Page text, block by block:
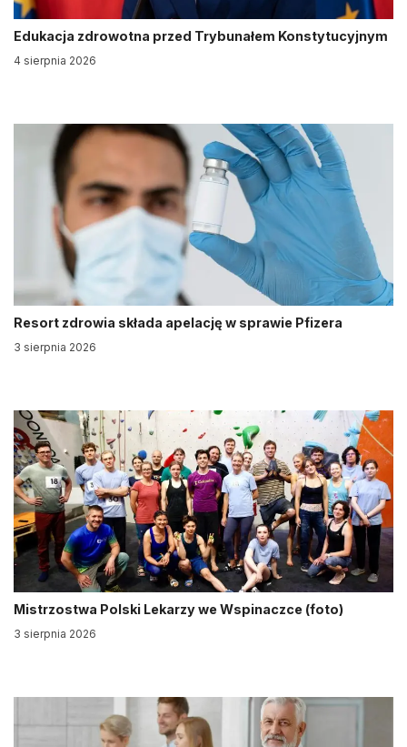
Edukacja zdrowotna przed Trybunałem Konstytucyjnym
4 sierpnia 2026
Resort zdrowia składa apelację w sprawie Pfizera
3 sierpnia 2026
Mistrzostwa Polski Lekarzy we Wspinaczce (foto)
3 sierpnia 2026